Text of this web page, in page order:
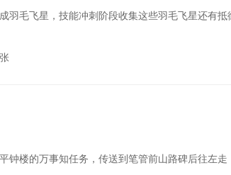
羽毛飞星，技能冲刺阶段收集这些羽毛飞星还有
钟楼的万事知任务，传送到笔管前山路碑后往左走